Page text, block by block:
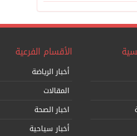
الأقسام الفرعية
أخبار الرياضة
المقالات
اخبار الصحة
أخبار سياحية